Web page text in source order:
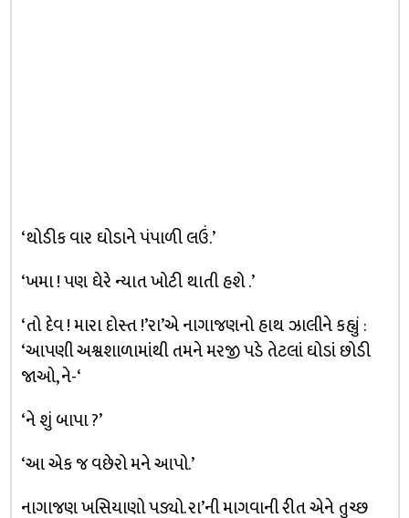
‘થોડીક વાર ઘોડાને પંપાળી લઉં.’
‘ખમા ! પણ ઘેરે ન્યાત ખોટી થાતી હશે .’
‘તો દેવ ! મારા દોસ્ત !’રા’એ નાગાજણનો હાથ ઝાલીને કહ્યું :
‘આપણી અશ્વશાળામાંથી તમને મરજી પડે તેટલાં ઘોડાં છોડી
જાઓ, ને-‘
‘ને શું બાપા ?’
‘આ એક જ વછેરો મને આપો.’
નાગાજણ ખસિયાણો પડ્યો. રા’ની માગવાની રીત એને તુચ્છ